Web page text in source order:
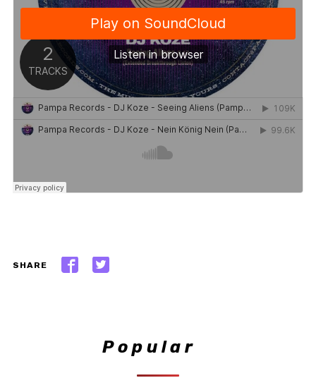
SHARE
Popular